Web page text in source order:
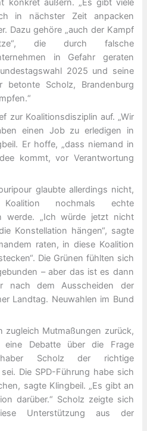
konkret äußern. „Es gibt viele
in nächster Zeit anpacken
Dazu gehöre „auch der Kampf
die durch falsche
in Gefahr geraten
2025 und seine
betonte Scholz, Brandenburg
zur Koalitionsdisziplin auf. „Wir
einen Job zu erledigen in
Er hoffe, „dass niemand in
kommt, vor Verantwortung
glaubte allerdings nicht,
nochmals echte
werde. „Ich würde jetzt nicht
Konstellation hängen“, sagte
raten, in diese Koalition
Die Grünen fühlten sich
– aber das ist es dann
nach dem Ausscheiden der
Landtag. Neuwahlen im Bund
zugleich Mutmaßungen zurück,
Debatte über die Frage
Scholz der richtige
Die SPD-Führung habe sich
sagte Klingbeil. „Es gibt an
darüber.“ Scholz zeigte sich
Unterstützung aus der